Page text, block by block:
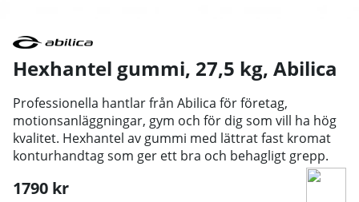
Hexhantel gummi, 27,5 kg, Abilica
Professionella hantlar från Abilica för företag,
motionsanläggningar, gym och för dig som vill ha hög
kvalitet. Hexhantel av gummi med lättrat fast kromat
konturhandtag som ger ett bra och behagligt grepp.
1790 kr